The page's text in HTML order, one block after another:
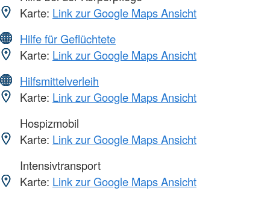
Karte: Link zur Google Maps Ansicht
Hilfe für Geflüchtete
Karte: Link zur Google Maps Ansicht
Hilfsmittelverleih
Karte: Link zur Google Maps Ansicht
Hospizmobil
Karte: Link zur Google Maps Ansicht
Intensivtransport
Karte: Link zur Google Maps Ansicht